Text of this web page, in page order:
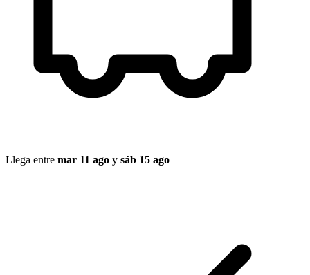
Llega entre mar 11 ago y sáb 15 ago